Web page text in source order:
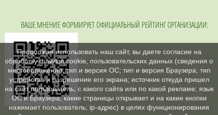
ВАШЕ МНЕНИЕ ФОРМИРУЕТ ОФИЦИАЛЬНЫЙ РЕЙТИНГ ОРГАНИЗАЦИИ:
Продолжая использовать наш сайт, вы даете согласие на
обработку файлов cookie, пользовательских данных (сведения о
местоположении; тип и версия ОС; тип и версия Браузера; тип
устройства и разрешение его экрана; источник откуда пришел
на сайт пользователь; с какого сайта или по какой рекламе; язык
ОС и Браузера; какие страницы открывает и на какие кнопки
нажимает пользователь; ip-адрес) в целях функционирования